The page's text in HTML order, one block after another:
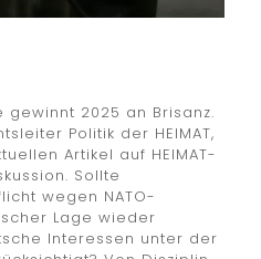
2025 an Brisanz.
Politik der HEIMAT,
Artikel auf HEIMAT-
Sollte
wegen NATO-
Lage wieder
Interessen unter der